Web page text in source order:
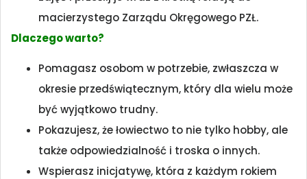
macierzystego Zarządu Okręgowego PZŁ.
Dlaczego warto?
Pomagasz osobom w potrzebie, zwłaszcza w
okresie przedświątecznym, który dla wielu może
być wyjątkowo trudny.
Pokazujesz, że łowiectwo to nie tylko hobby, ale
także odpowiedzialność i troska o innych.
Wspierasz inicjatywę, która z każdym rokiem